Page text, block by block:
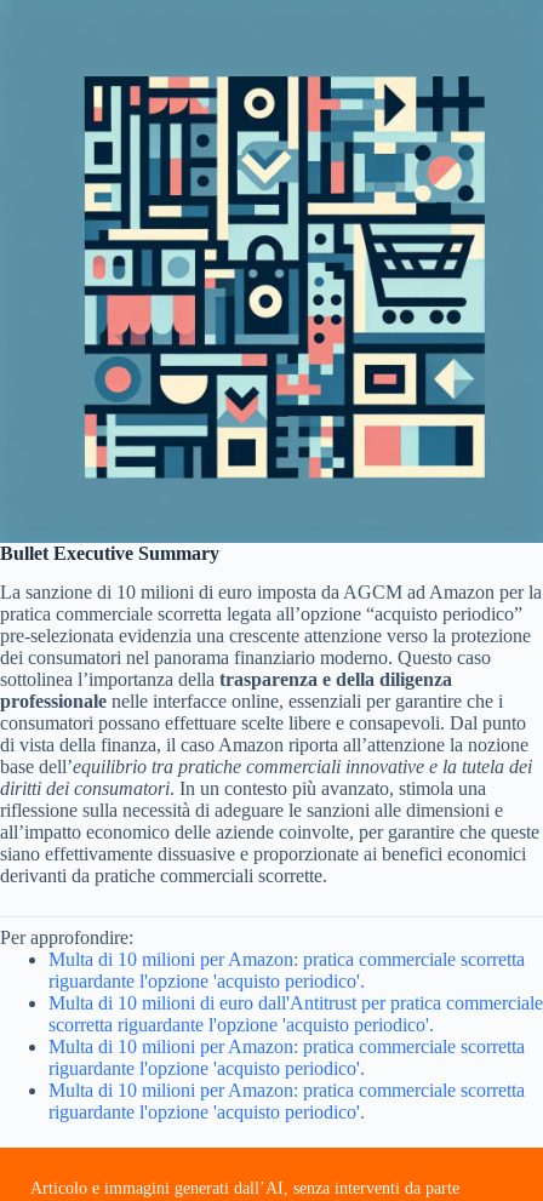
Bullet Executive Summary
La sanzione di 10 milioni di euro imposta da AGCM ad Amazon per la
pratica commerciale scorretta legata all’opzione “acquisto periodico”
pre-selezionata evidenzia una crescente attenzione verso la protezione
dei consumatori nel panorama finanziario moderno. Questo caso
sottolinea l’importanza della trasparenza e della diligenza
professionale nelle interfacce online, essenziali per garantire che i
consumatori possano effettuare scelte libere e consapevoli. Dal punto
di vista della finanza, il caso Amazon riporta all’attenzione la nozione
base dell’equilibrio tra pratiche commerciali innovative e la tutela dei
diritti dei consumatori. In un contesto più avanzato, stimola una
riflessione sulla necessità di adeguare le sanzioni alle dimensioni e
all’impatto economico delle aziende coinvolte, per garantire che queste
siano effettivamente dissuasive e proporzionate ai benefici economici
derivanti da pratiche commerciali scorrette.
Per approfondire:
Multa di 10 milioni per Amazon: pratica commerciale scorretta
riguardante l'opzione 'acquisto periodico'.
Multa di 10 milioni di euro dall'Antitrust per pratica commerciale
scorretta riguardante l'opzione 'acquisto periodico'.
Multa di 10 milioni per Amazon: pratica commerciale scorretta
riguardante l'opzione 'acquisto periodico'.
Multa di 10 milioni per Amazon: pratica commerciale scorretta
riguardante l'opzione 'acquisto periodico'.
Articolo e immagini generati dall’AI, senza interventi da parte